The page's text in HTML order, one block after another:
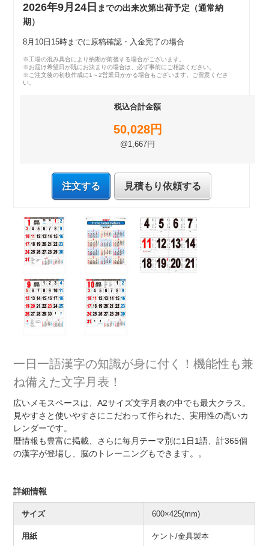
2026年9月24日 までの出来次第出荷予定（通常納
期）
8月10日15時までに原稿確認・入金完了の場合
※工場の混み具合により納期が前後する場合がございます。
※お届け希望日が既にお決まりの場合は、必ず事前にご相談ください。
※ご注文後の初校作成に1～2営業日かかる場合もございます。ご留意くださ
い。
税込合計金額
50,028円
@1,667円
注文する 見積もり依頼する
一日一語漢字の知識が身に付く！機能性も兼
ね備えた文字月表！
広いメモスペースは、A2サイズ文字月表の中でも最大クラス。
見やすさと使いやすさにこだわって作られた、実用性の高いカ
レンダーです。
暦情報も豊富に掲載、さらに毎月テーマ別に1日1語、計365個
の漢字が登場し、脳のトレーニングもできます。。
詳細情報
サイズ 600×425(mm)
用紙 ケント/金具製本